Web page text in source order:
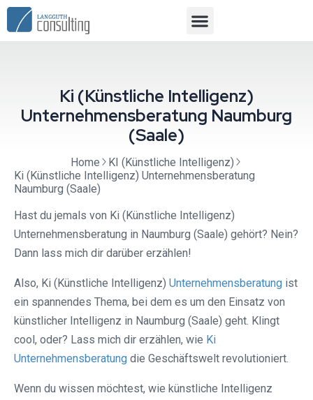
Ki (Künstliche Intelligenz)
Unternehmensberatung Naumburg
(Saale)
Home
KI (Künstliche Intelligenz)
Ki (Künstliche Intelligenz) Unternehmensberatung
Naumburg (Saale)
Hast du jemals von Ki (Künstliche Intelligenz)
Unternehmensberatung in Naumburg (Saale) gehört? Nein?
Dann lass mich dir darüber erzählen!
Also, Ki (Künstliche Intelligenz) Unternehmensberatung ist
ein spannendes Thema, bei dem es um den Einsatz von
künstlicher Intelligenz in Naumburg (Saale) geht. Klingt
cool, oder? Lass mich dir erzählen, wie Ki
Unternehmensberatung die Geschäftswelt revolutioniert.
Wenn du wissen möchtest, wie künstliche Intelligenz